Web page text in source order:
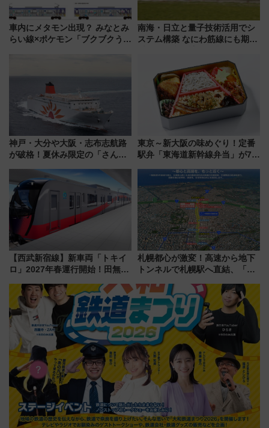
車内にメタモン出現？ みなとみ
らい線×ポケモン「ブクブクうみ
南海・日立と量子技術活用でシ
ステム構築 なにわ筋線にも期待
神戸・大分や大阪・志布志航路
が破格！夏休み限定の「さんふ
ート 夕朝食ビュッフェ付きで
快適な船旅はいかが？
東京～新大阪の味めぐり！定番
駅弁「東海道新幹線弁当」が7月
【西武新宿線】新車両「トキイ
ロ」2027年春運行開始！田無・
「第2弾」も
札幌都心が激変！高速から地下
トンネルで札幌駅へ直結、「創
から本格着工、延長4.8km整備
事業の全貌